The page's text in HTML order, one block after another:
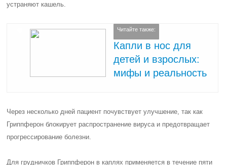
устраняют кашель.
Читайте также:
Капли в нос для
детей и взрослых:
мифы и реальность
Через несколько дней пациент почувствует улучшение, так как
Гриппферон блокирует распространение вируса и предотвращает
прогрессирование болезни.
Для грудничков Гриппферон в каплях применяется в течение пяти